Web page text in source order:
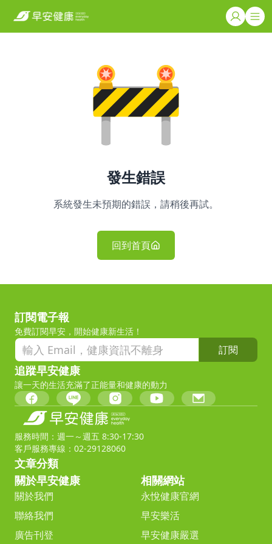
發生錯誤
系統發生未預期的錯誤，請稍後再試。
回到首頁
訂閱電子報
免費訂閱早安，開始健康新生活！
訂閱
追蹤早安健康
讓一天的生活充滿了正能量和健康的動力
服務時間：週一～週五 8:30-17:30
客戶服務專線：02-29128060
文章分類
關於早安健康
關於我們
聯絡我們
廣告刊登
相關網站
永悅健康官網
早安樂活
早安健康嚴選